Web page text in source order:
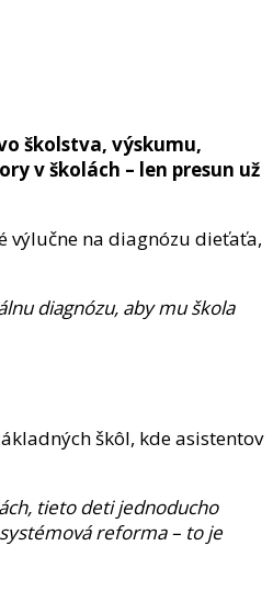
školstva, výskumu,
v školách – len presun už
výlučne na diagnózu dieťaťa,
diagnózu, aby mu škola
škôl, kde asistentov
tieto deti jednoducho
reforma – to je